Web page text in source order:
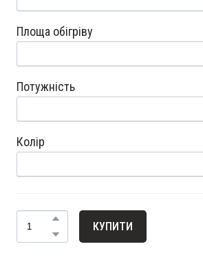
Площа обігріву
Потужність
Колір
КУПИТИ